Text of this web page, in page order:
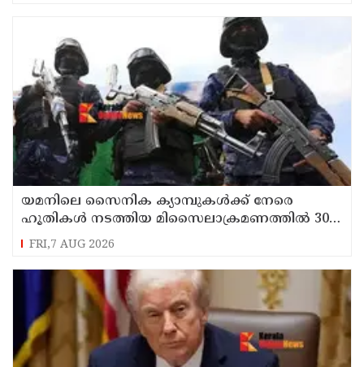
യമനിലെ സൈനിക ക്യാമ്പുകൾക്ക് നേരെ
ഹൂതികൾ നടത്തിയ മിസൈലാക്രമണത്തിൽ 30
സൈനികർ കൊല്ലപ്പെട്ടു
FRI,7 AUG 2026